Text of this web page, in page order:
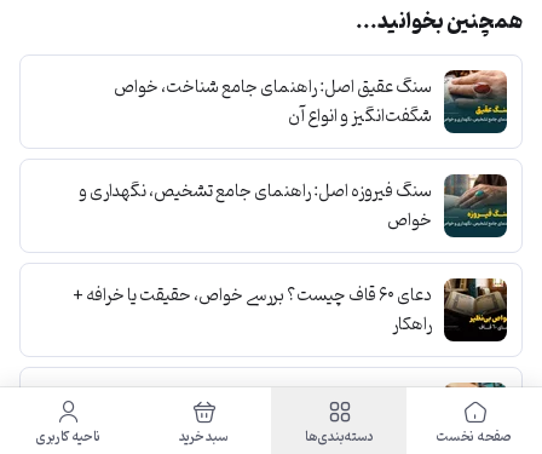
همچنین بخوانید...
سنگ عقیق اصل: راهنمای جامع شناخت، خواص
شگفت‌انگیز و انواع آن
سنگ فیروزه اصل: راهنمای جامع تشخیص، نگهداری و
خواص
دعای ۶۰ قاف چیست؟ بررسی خواص، حقیقت یا خرافه +
راهکار
خواص بی‌نظیر سنگ حدید هفت جلاله؛ سپر محافظ شما در
روزهای سخت
صفحه نخست دسته‌بندی‌ها سبد خرید ناحیه کاربری